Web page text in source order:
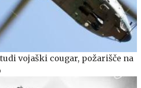
vojaški cougar, požarišče na